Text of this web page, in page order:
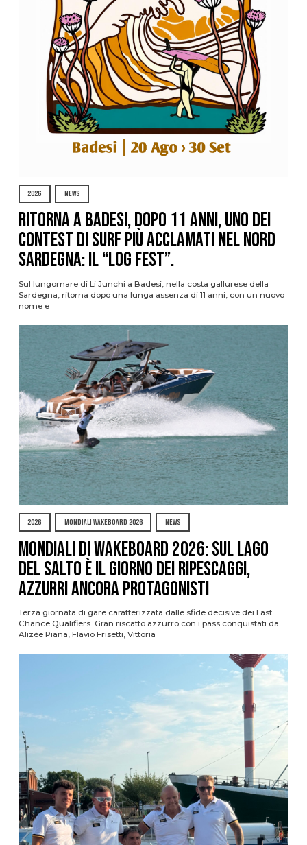
2026 NEWS
Ritorna a Badesi, dopo 11 anni, uno dei
contest di surf più acclamati nel nord
Sardegna: il “Log Fest”.
Sul lungomare di Li Junchi a Badesi, nella costa gallurese della
Sardegna, ritorna dopo una lunga assenza di 11 anni, con un nuovo
nome e
2026 MONDIALI WAKEBOARD 2026 NEWS
Mondiali di Wakeboard 2026: sul Lago
del Salto è il giorno dei ripescaggi,
azzurri ancora protagonisti
Terza giornata di gare caratterizzata dalle sfide decisive dei Last
Chance Qualifiers. Gran riscatto azzurro con i pass conquistati da
Alizée Piana, Flavio Frisetti, Vittoria